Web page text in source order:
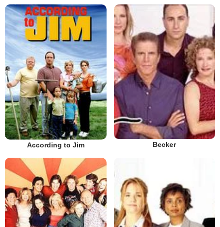
According to Jim Becker